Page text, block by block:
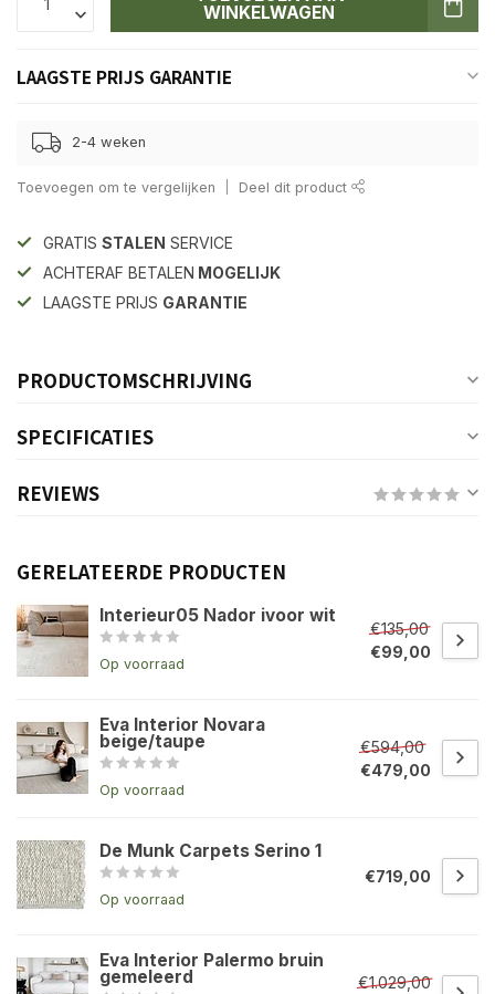
WINKELWAGEN
LAAGSTE PRIJS GARANTIE
2-4 weken
Toevoegen om te vergelijken Deel dit product
GRATIS STALEN SERVICE
ACHTERAF BETALEN MOGELIJK
LAAGSTE PRIJS GARANTIE
PRODUCTOMSCHRIJVING
SPECIFICATIES
REVIEWS
GERELATEERDE PRODUCTEN
Interieur05 Nador ivoor wit
Op voorraad
€135,00
€99,00
Eva Interior Novara
beige/taupe
Op voorraad
€594,00
€479,00
De Munk Carpets Serino 1
Op voorraad
€719,00
Eva Interior Palermo bruin
gemeleerd
€1.029,00